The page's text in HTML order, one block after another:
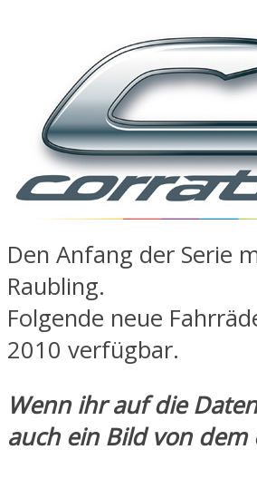
Den Anfang der Serie
Raubling.
Folgende neue
2010 verfügbar.
Wenn ihr auf die
auch ein Bild von